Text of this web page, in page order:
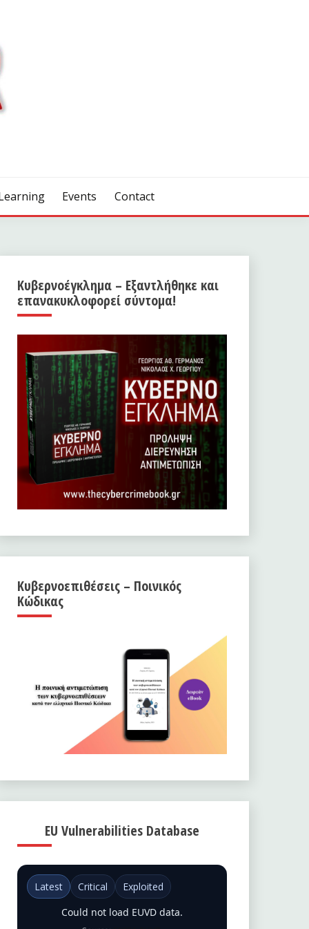
Events Contact
Κυβερνοέγκλημα – Εξαντλήθηκε και
επανακυκλοφορεί σύντομα!
Κυβερνοεπιθέσεις – Ποινικός
Κώδικας
EU Vulnerabilities Database
Latest Critical
Exploited
Could not load EUVD data.